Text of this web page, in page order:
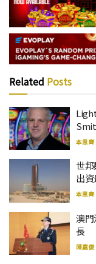
Related Posts
本思齊
世
出
本思齊
澳
長
陳嘉俊